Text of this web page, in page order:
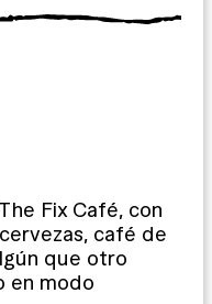
Fix Café, con
café de
que otro
en modo